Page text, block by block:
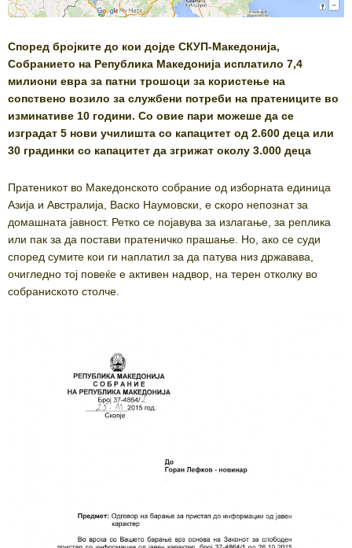
Според бројките до кои дојде СКУП-Македонија,
Собранието на Република Македонија исплатило 7,4
милиони евра за патни трошоци за користење на
сопствено возило за службени потреби на пратениците во
изминативе 10 години. Со овие пари можеше да се
изградат 5 нови училишта со капацитет од 2.600 деца или
30 градинки со капацитет да згрижат околу 3.000 деца
Пратеникот во Македонското собрание од изборната единица
Азија и Австралија, Васко Наумовски, е скоро непознат за
домашната јавност. Ретко се појавува за излагање, за реплика
или пак за да постави пратеничко прашање. Но, ако се суди
според сумите кои ги наплатил за да патува низ државава,
очигледно тој повеќе е активен надвор, на терен отколку во
собраниското столче.